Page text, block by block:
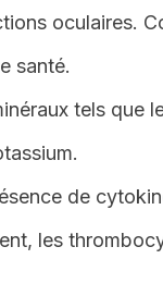
oculaires.
santé.
tels que
de
les